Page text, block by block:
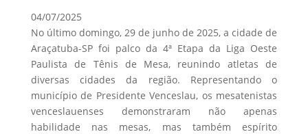
04/07/2025
No último domingo, 29 de junho de 2025, a cidade de
Araçatuba-SP foi palco da 4ª Etapa da Liga Oeste
Paulista de Tênis de Mesa, reunindo atletas de
diversas cidades da região. Representando o
município de Presidente Venceslau, os mesatenistas
venceslauenses demonstraram não apenas
habilidade nas mesas, mas também espírito